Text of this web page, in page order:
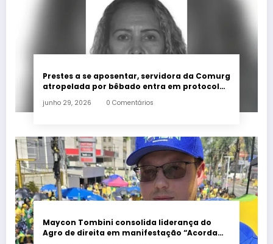
Prestes a se aposentar, servidora da Comurg
atropelada por bêbado entra em protocolo
junho 29, 2026 0 Comentários
Maycon Tombini consolida liderança do
Agro de direita em manifestação “Acorda